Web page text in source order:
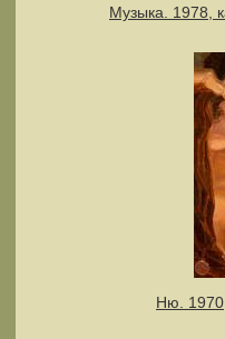
Музыка. 1978,
Ню.